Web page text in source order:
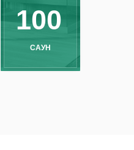
100
САУН